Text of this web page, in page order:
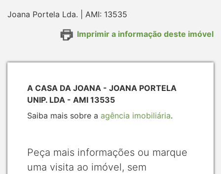
Joana Portela Lda. | AMI: 13535
Imprimir a informação deste imóvel
A CASA DA JOANA - JOANA PORTELA
UNIP. LDA - AMI 13535
Saiba mais sobre a agência imobiliária.
Peça mais informações ou marque
uma visita ao imóvel, sem